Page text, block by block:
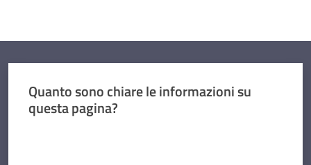
Quanto sono chiare le informazioni su
questa pagina?